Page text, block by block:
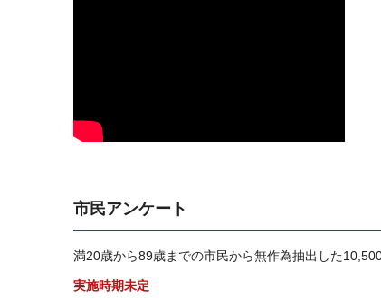
市民アンケート
満20歳から89歳までの市民から無作為抽出した
実施時期未定